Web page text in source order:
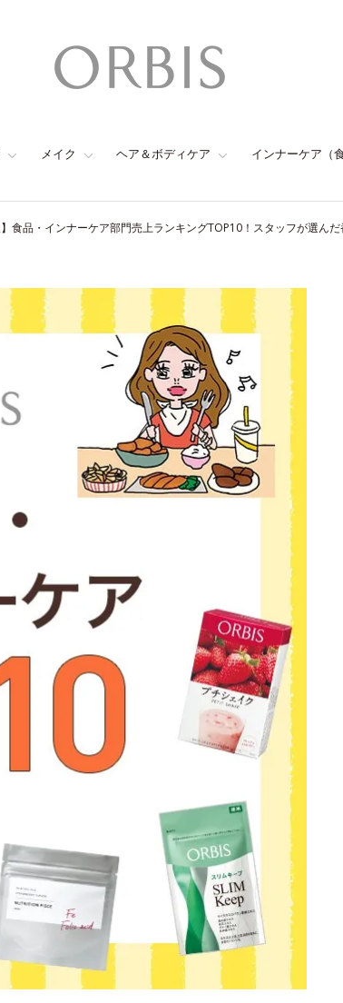
メイク ヘア＆ボディケア インナーケア（
】食品・インナーケア部門売上ランキングTOP10！スタッフが選ん